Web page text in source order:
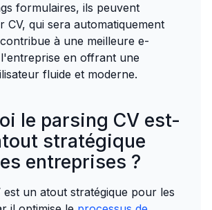
formulaires, ils peuvent
CV, qui sera automatiquement
à une meilleure e-
en offrant une
fluide et moderne.
le parsing CV est-
stratégique
entreprises ?
est un atout stratégique pour les